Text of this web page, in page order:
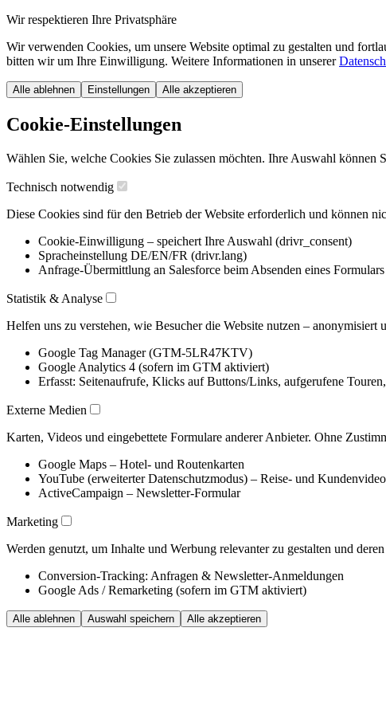
Wir respektieren Ihre Privatsphäre
Wir verwenden Cookies, um unsere Website optimal zu gestalten und
bitten wir um Ihre Einwilligung. Weitere Informationen in unserer
Alle ablehnen Einstellungen Alle akzeptieren
Cookie-Einstellungen
Wählen Sie, welche Cookies Sie zulassen möchten. Ihre Auswahl
Technisch notwendig
Diese Cookies sind für den Betrieb der Website erforderlich und können
Cookie-Einwilligung – speichert Ihre Auswahl (drivr_consent)
Spracheinstellung DE/EN/FR (drivr.lang)
Anfrage-Übermittlung an Salesforce beim Absenden eines Formulars
Statistik & Analyse
Helfen uns zu verstehen, wie Besucher die Website nutzen – anonymisiert
Google Tag Manager (GTM-5LR47KTV)
Google Analytics 4 (sofern im GTM aktiviert)
Erfasst: Seitenaufrufe, Klicks auf Buttons/Links, aufgerufene
Externe Medien
Karten, Videos und eingebettete Formulare anderer Anbieter. Ohne
Google Maps – Hotel- und Routenkarten
YouTube (erweiterter Datenschutzmodus) – Reise- und
ActiveCampaign – Newsletter-Formular
Marketing
Werden genutzt, um Inhalte und Werbung relevanter zu gestalten und
Conversion-Tracking: Anfragen & Newsletter-Anmeldungen
Google Ads / Remarketing (sofern im GTM aktiviert)
Alle ablehnen Auswahl speichern Alle akzeptieren